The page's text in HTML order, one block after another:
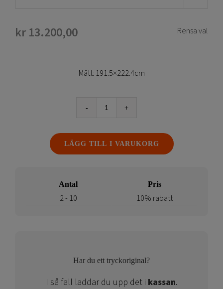
kr 13.200,00 Rensa val
Mått: 191.5×222.4cm
Pop
Travel
Case
LÄGG TILL I VARUKORG
Antal Pris
2 - 10 10% rabatt
Har du ett tryckoriginal?
I så fall laddar du upp det i kassan.